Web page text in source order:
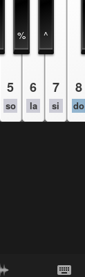
5
so
6
la
7
si
8
do
% ^